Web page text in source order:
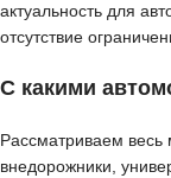
актуальность для
отсутствие
С какими
Рассматриваем весь
внедорожники,